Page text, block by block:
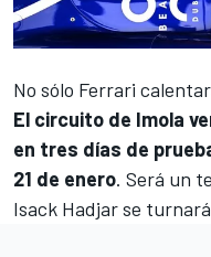
No sólo Ferrari
El circuito de Imola
en tres días de
21 de enero. Será un
Isack Hadjarse